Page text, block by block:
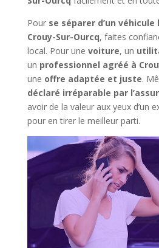
Pour se séparer d’un véhicule
Crouy-Sur-Ourcq, faites
local. Pour une voiture, un
un professionnel agréé à
une offre adaptée et juste.
déclaré irréparable par
avoir de la valeur aux yeux d’un
pour en tirer le meilleur parti.